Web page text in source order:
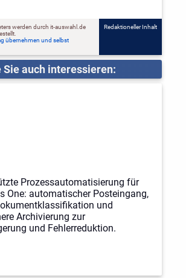
werden durch it-auswahl.de
übernehmen und selbst
Redaktioneller Inhalt
Sie auch interessieren:
Prozessautomatisierung für
One: automatischer Posteingang,
und
Archivierung zur
und Fehlerreduktion.